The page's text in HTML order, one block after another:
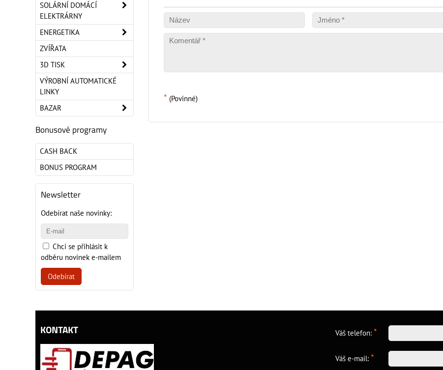
* (Povinné)
SOLÁRNÍ DOMÁCÍ
ELEKTRÁRNY
ENERGETIKA
ZVÍŘATA
3D TISK
VÝROBNÍ AUTOMATICKÉ
LINKY
BAZAR
Bonusové programy
CASH BACK
BONUS PROGRAM
Newsletter
Odebírat naše novinky:
Chci se přihlásit k
odběru novinek e-mailem
Odebírat
KONTAKT Váš telefon: *
Váš e-mail: *